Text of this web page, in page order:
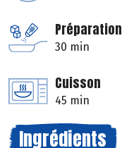
Préparation
30 min
Cuisson
45 min
Ingrédients